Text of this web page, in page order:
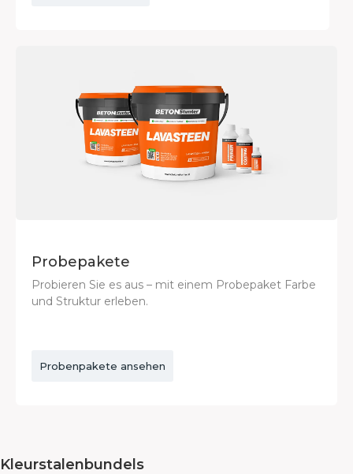
Probepakete
Probieren Sie es aus – mit einem Probepaket Farbe
und Struktur erleben.
Probenpakete ansehen
Kleurstalenbundels